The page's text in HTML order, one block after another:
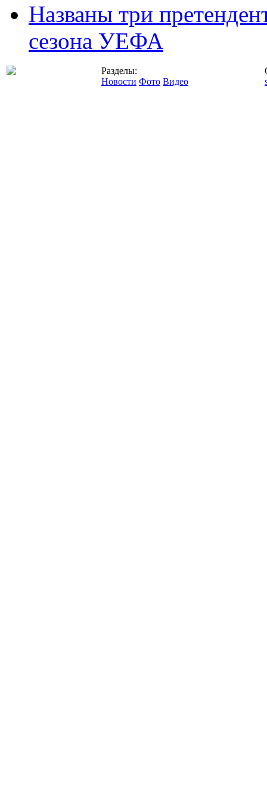
Названы три
сезона УЕФА
Разделы:
Новости Фото Видео